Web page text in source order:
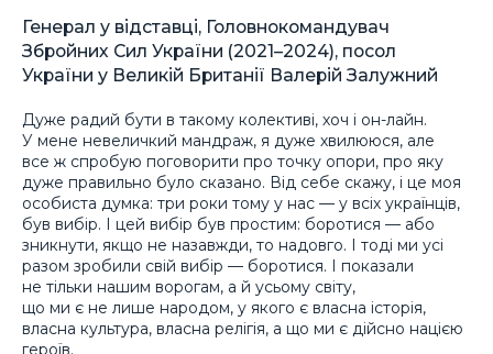
Генерал у відставці, Головнокомандувач
Збройних Сил України (2021–2024), посол
України у Великій Британії Валерій Залужний
Дуже радий бути в такому колективі, хоч і он-лайн.
У мене невеличкий мандраж, я дуже хвилююся, але
все ж спробую поговорити про точку опори, про яку
дуже правильно було сказано. Від себе скажу, і це моя
особиста думка: три роки тому у нас — у всіх українців,
був вибір. І цей вибір був простим: боротися — або
зникнути, якщо не назавжди, то надовго. І тоді ми усі
разом зробили свій вибір — боротися. І показали
не тільки нашим ворогам, а й усьому світу,
що ми є не лише народом, у якого є власна історія,
власна культура, власна релігія, а що ми є дійсно нацією
героїв.